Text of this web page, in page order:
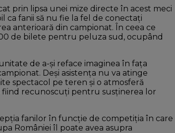
prin lipsa unei mize directe în acest meci
ca fanii să nu fie la fel de conectați
anterioară din campionat. În ceea ce
de bilete pentru peluza sud, ocupând
de a-și reface imaginea în fața
Deși asistența nu va atinge
spectacol pe teren și o atmosferă
fiind recunoscuți pentru susținerea lor
fanilor în funcție de competiția în care
României îl poate avea asupra